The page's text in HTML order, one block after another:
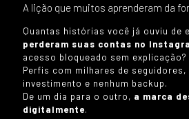
A lição que muitos aprenderam da
Quantas histórias você já ouviu de
perderam suas contas no
acesso bloqueado sem explicação?
Perfis com milhares de seguidores,
investimento e nenhum backup.
De um dia para o outro, a marca
digitalmente.